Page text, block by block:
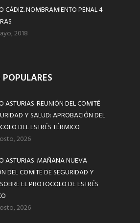
CÁDIZ. NOMBRAMIENTO PENAL 4
2018
ASTURIAS. REUNIÓN DEL COMITÉ
Y SALUD: APROBACIÓN DEL
DEL ESTRÉS TÉRMICO
2026
ASTURIAS. MAÑANA NUEVA
DEL COMITE DE SEGURIDAD Y
EL PROTOCOLO DE ESTRÉS
2026